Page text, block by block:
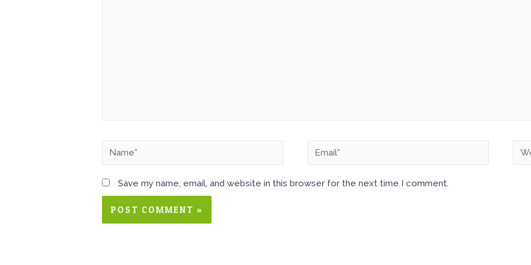
Name* Email*
Save my name, email, and website in this browser for the next time I comment.